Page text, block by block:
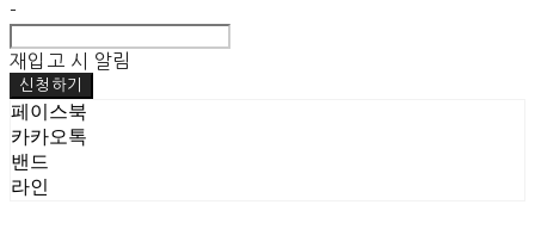
-
재입고 시 알림
신청하기
페이스북
카카오톡
밴드
라인